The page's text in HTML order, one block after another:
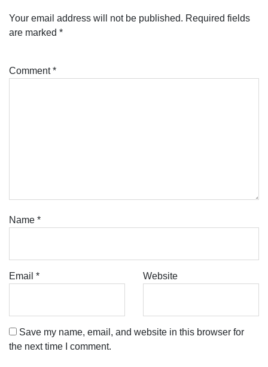
Your email address will not be published. Required fields
are marked *
Comment*
Name *
Email * Website
Save my name, email, and website in this browser for
the next time I comment.